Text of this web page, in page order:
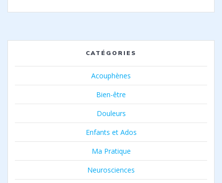
CATÉGORIES
Acouphènes
Bien-être
Douleurs
Enfants et Ados
Ma Pratique
Neurosciences